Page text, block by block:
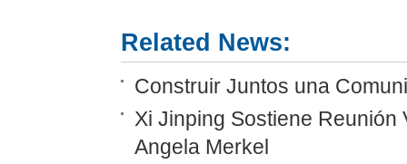
Related News:
Construir Juntos una
Xi Jinping Sostiene Reunión
Angela Merkel